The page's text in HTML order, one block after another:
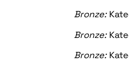
Bronze:
Bronze:
Bronze: